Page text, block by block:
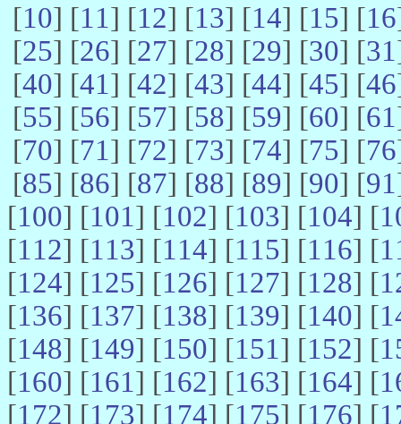
[10] [11] [12] [13] [14] [15] [16
[25] [26] [27] [28] [29] [30] [31
[40] [41] [42] [43] [44] [45] [46
[55] [56] [57] [58] [59] [60] [61
[70] [71] [72] [73] [74] [75] [76
[85] [86] [87] [88] [89] [90] [91
[100] [101] [102] [103] [104] [
[112] [113] [114] [115] [116] [
[124] [125] [126] [127] [128] [
[136] [137] [138] [139] [140] [
[148] [149] [150] [151] [152] [
[160] [161] [162] [163] [164] [
[172] [173] [174] [175] [176] [